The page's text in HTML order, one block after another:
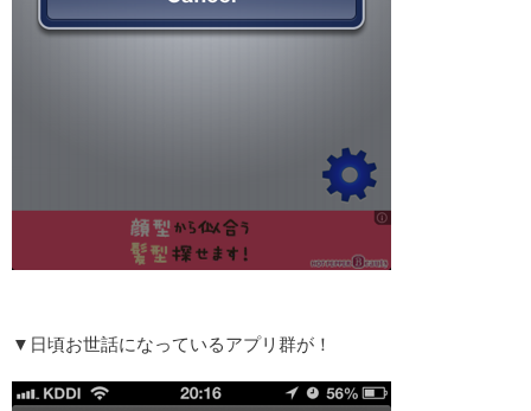
▼日頃お世話になっているアプリ群が！